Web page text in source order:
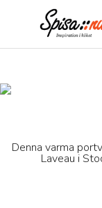
Denna varma
Laveau i